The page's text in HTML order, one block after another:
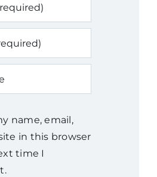
name, email,
in this browser
time I